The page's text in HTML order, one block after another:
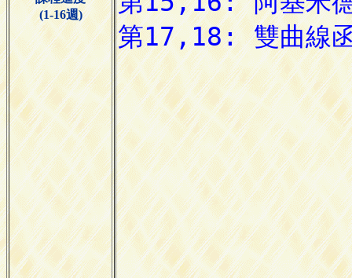
(1-16週)